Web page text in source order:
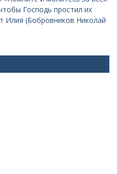
Господь простил их
Илия (Бобровников Николай